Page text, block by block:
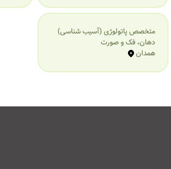
متخصص پاتولوژی (آسیب شناسی)
دهان، فک و صورت
همدان